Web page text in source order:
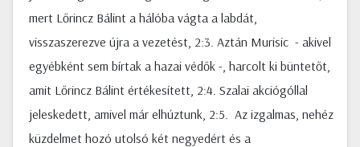
mert Lőrincz Bálint a hálóba vágta a labdát,
visszaszerezve újra a vezetést, 2:3. Aztán Murisic - akivel
egyébként sem bírtak a hazai védők -, harcolt ki büntetőt,
amit Lőrincz Bálint értékesített, 2:4. Szalai akciógóllal
jeleskedett, amivel már elhúztunk, 2:5. Az izgalmas, nehéz
küzdelmet hozó utolsó két negyedért és a